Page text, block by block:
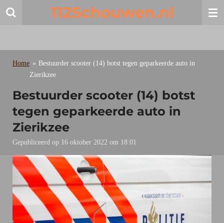
Ga
112Schouwen.nl
Home » Bestuurder scooter (14) botst tegen geparkeerde auto in
Zierikzee
Bestuurder scooter (14) botst
tegen geparkeerde auto in
Zierikzee
Gepubliceerd op 16 oktober 2022 om 18:01